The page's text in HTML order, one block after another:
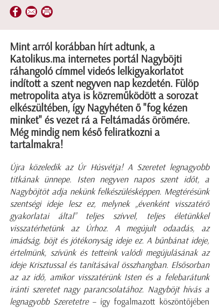
Mint arról korábban hírt adtunk, a
Katolikus.ma internetes portál Nagyböjti
ráhangoló címmel videós lelkigyakorlatot
indított a szent negyven nap kezdetén. Fülöp
metropolita atya is közreműködött a sorozat
elkészültében, így Nagyhéten ő "fog kézen
minket" és vezet rá a Feltámadás örömére.
Még mindig nem késő feliratkozni a
tartalmakra!
Újra közeledik az Úr Húsvétja! A Szeretet legnagyobb
titkának ünnepe. Isten negyven napos szent időt, a
Nagyböjtöt adja nekünk felkészülésképpen. Megtérésünk
szentségi ideje lesz ez, melynek „évenként visszatérő
gyakorlatai által” teljes szívvel, teljes életünkkel
visszatérhetünk az Úrhoz. A megújult odaadás, az
imádság, böjt és jótékonyság ideje ez. A bűnbánat ideje,
értelmünk, szívünk és tetteink valódi megújulásának az
ideje Krisztussal és tanításával összhangban. Elsősorban
az az idő, amikor visszatérünk Isten és a felebarátunk
iránti szeretet nagy parancsolatához. Nagyböjt hívás a
legnagyobb Szeretetre– így fogalmazott köszöntőjében